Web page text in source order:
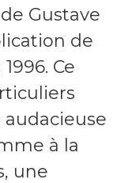
Gustave
de
Ce
à la
une